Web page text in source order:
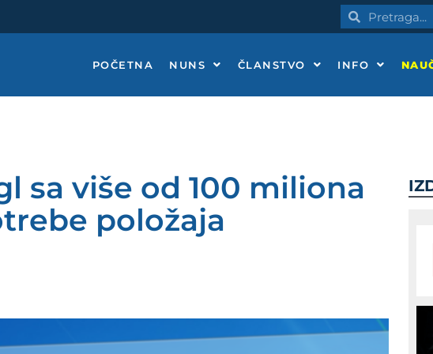
PretragaPretraga
POČETNA NUNS ČLANSTVO INFO
sa više od 100 miliona
položaja